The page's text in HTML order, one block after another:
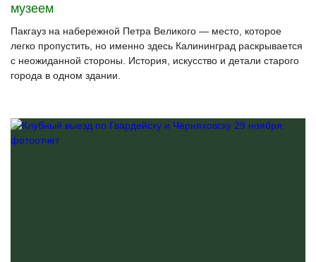
музеем
Пакгауз на набережной Петра Великого — место, которое
легко пропустить, но именно здесь Калининград раскрывается
с неожиданной стороны. История, искусство и детали старого
города в одном здании.